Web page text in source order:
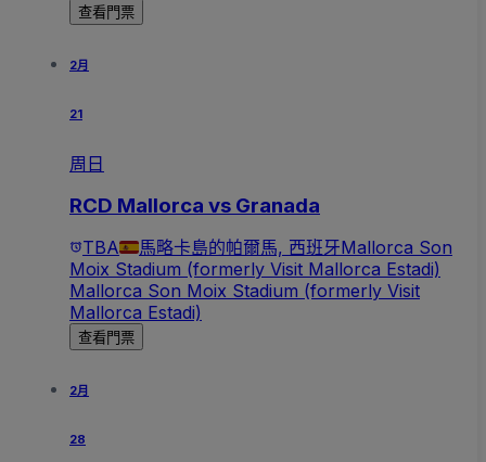
查看門票
2月
21
周日
RCD Mallorca vs Granada
TBA 馬略卡島的帕爾馬, 西班牙Mallorca Son
Moix Stadium (formerly Visit Mallorca Estadi)
Mallorca Son Moix Stadium (formerly Visit
Mallorca Estadi)
查看門票
2月
28